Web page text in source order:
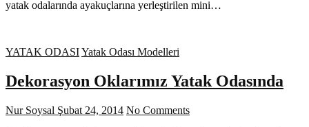
yatak odalarında ayakuçlarına yerleştirilen mini…
YATAK ODASIYatak Odası Modelleri
Dekorasyon Oklarımız Yatak Odasında
Nur Soysal Şubat 24, 2014 No Comments